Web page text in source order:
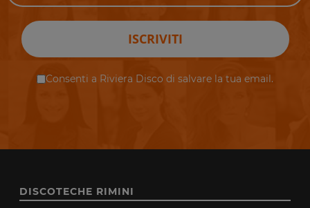
ISCRIVITI
Consenti a Riviera Disco di salvare la tua email.
DISCOTECHE RIMINI